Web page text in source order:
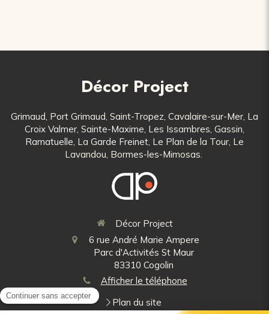
Décor Project
Grimaud, Port Grimaud, Saint-Tropez, Cavalaire-sur-Mer, La
Croix Valmer, Sainte-Maxime, Les Issambres, Gassin,
Ramatuelle, La Garde Freinet, Le Plan de la Tour, Le
Lavandou, Bormes-les-Mimosas.
Décor Project
6 rue André Marie Ampere
Parc d'Activités St Maur
83310 Cogolin
Afficher le téléphone
Plan du site